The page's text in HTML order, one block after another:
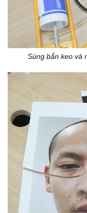
Súng bắn keo và